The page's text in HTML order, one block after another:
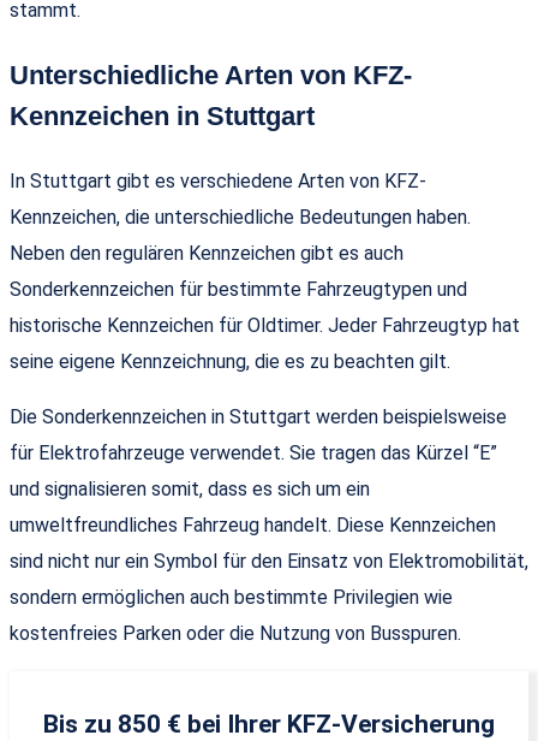
stammt.
Unterschiedliche Arten von KFZ-
Kennzeichen in Stuttgart
In Stuttgart gibt es verschiedene Arten von KFZ-
Kennzeichen, die unterschiedliche Bedeutungen haben.
Neben den regulären Kennzeichen gibt es auch
Sonderkennzeichen für bestimmte Fahrzeugtypen und
historische Kennzeichen für Oldtimer. Jeder Fahrzeugtyp hat
seine eigene Kennzeichnung, die es zu beachten gilt.
Die Sonderkennzeichen in Stuttgart werden beispielsweise
für Elektrofahrzeuge verwendet. Sie tragen das Kürzel “E”
und signalisieren somit, dass es sich um ein
umweltfreundliches Fahrzeug handelt. Diese Kennzeichen
sind nicht nur ein Symbol für den Einsatz von Elektromobilität,
sondern ermöglichen auch bestimmte Privilegien wie
kostenfreies Parken oder die Nutzung von Busspuren.
Bis zu 850 € bei Ihrer KFZ-Versicherung